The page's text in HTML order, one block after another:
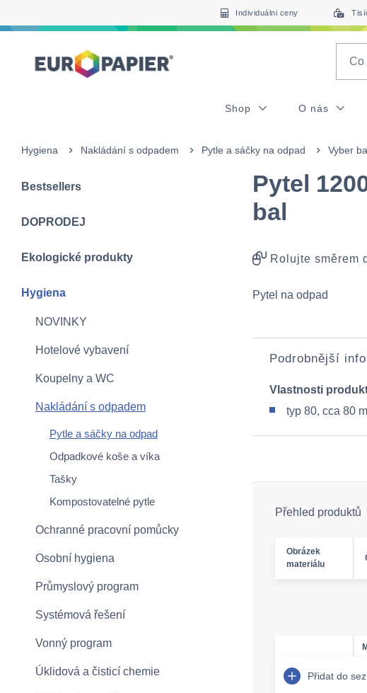
Individuálni ceny
Shop O nás
Hygiena Nakládání s odpadem Pytle a sáčky na odpad Vyber
Bestsellers
DOPRODEJ
Ekologické produkty
Hygiena
NOVINKY
Hotelové vybavení
Koupelny a WC
Nakládání s odpadem
Pytle a sáčky na odpad
Odpadkové koše a víka
Tašky
Kompostovatelné pytle
Ochranné pracovní pomůcky
Osobní hygiena
Průmyslový program
Systémová řešení
Vonný program
Úklidová a čisticí chemie
Pytel
bal
Rolujte směrem
Pytel na odpad
Podrobnější
Vlastnosti
typ 80, cca 80
Přehled produktů
Obrázek
materiálu
Přidat do